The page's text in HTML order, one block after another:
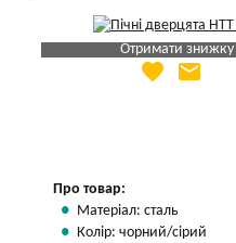
Отримати знижку
Яка Ваша ціна
favorite email
Про товар:
Матеріал: сталь
Колір: чорний/сірий